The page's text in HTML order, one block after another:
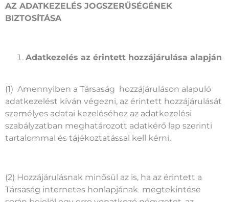
AZ ADATKEZELÉS JOGSZERŰSÉGÉNEK
BIZTOSÍTÁSA
Adatkezelés az érintett hozzájárulása alapján
(1) Amennyiben a Társaság hozzájáruláson alapuló
adatkezelést kíván végezni, az érintett hozzájárulását
személyes adatai kezeléséhez az adatkezelési
szabályzatban meghatározott adatkérő lap szerinti
tartalommal és tájékoztatással kell kérni.
(2) Hozzájárulásnak minősül az is, ha az érintett a
Társaság internetes honlapjának megtekintése